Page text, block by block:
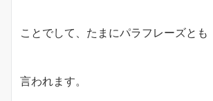
ことでして、たまにパラフレーズとも
言われます。